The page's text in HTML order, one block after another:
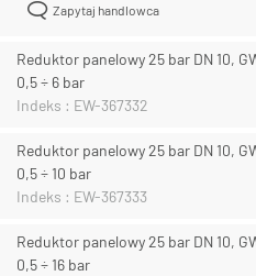
Zapytaj handlowca
Reduktor panelowy 25 bar DN 10,
0,5 ÷ 6 bar
Indeks : EW-367332
Reduktor panelowy 25 bar DN 10,
0,5 ÷ 10 bar
Indeks : EW-367333
Reduktor panelowy 25 bar DN 10,
0,5 ÷ 16 bar